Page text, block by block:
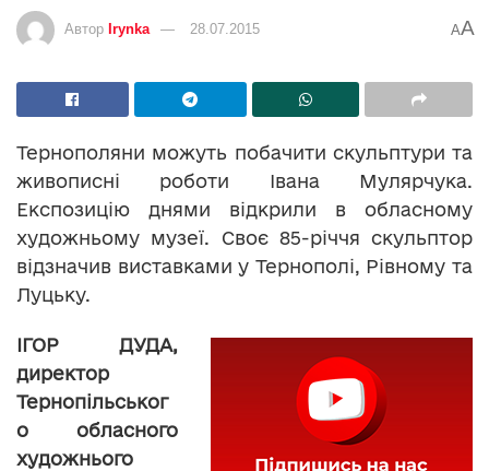
Автор Irynka 28.07.2015 AA
Тернополяни можуть побачити скульптури та
живописні роботи Івана Мулярчука.
Експозицію днями відкрили в обласному
художньому музеї. Своє 85-річчя скульптор
відзначив виставками у Тернополі, Рівному та
Луцьку.
ІГОР ДУДА,
директор
Тернопільськог
о обласного
художнього